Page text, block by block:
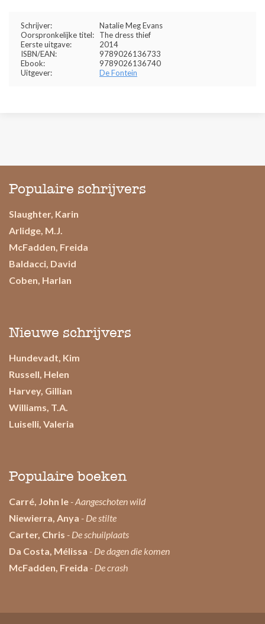
Schrijver:
Natalie Meg Evans
Oorspronkelijke titel:
The dress thief
Eerste uitgave:
2014
ISBN/EAN:
9789026136733
Ebook:
9789026136740
Uitgever:
De Fontein
Populaire schrijvers
Slaughter, Karin
Arlidge, M.J.
McFadden, Freida
Baldacci, David
Coben, Harlan
Nieuwe schrijvers
Hundevadt, Kim
Russell, Helen
Harvey, Gillian
Williams, T.A.
Luiselli, Valeria
Populaire boeken
Carré, John le - Aangeschoten wild
Niewierra, Anya - De stilte
Carter, Chris - De schuilplaats
Da Costa, Mélissa - De dagen die komen
McFadden, Freida - De crash